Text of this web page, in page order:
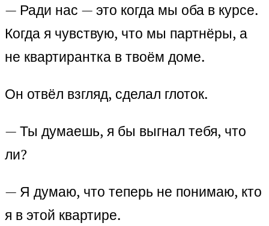
— Ради нас — это когда мы оба в курсе.
Когда я чувствую, что мы партнёры, а
не квартирантка в твоём доме.
Он отвёл взгляд, сделал глоток.
— Ты думаешь, я бы выгнал тебя, что
ли?
— Я думаю, что теперь не понимаю, кто
я в этой квартире.